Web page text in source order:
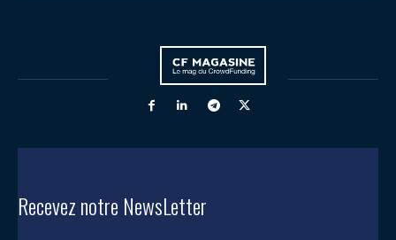
Recevez notre NewsLetter